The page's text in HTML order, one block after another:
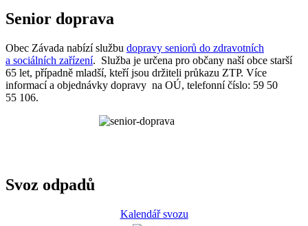
Senior doprava
Obec Závada nabízí službu dopravy seniorů do zdravotních
a sociálních zařízení. Služba je určena pro občany naší obce starší
65 let, případně mladší, kteří jsou držiteli průkazu ZTP. Více
informací a objednávky dopravy na OÚ, telefonní číslo: 59 50
55 106.
Svoz odpadů
Kalendář svozu